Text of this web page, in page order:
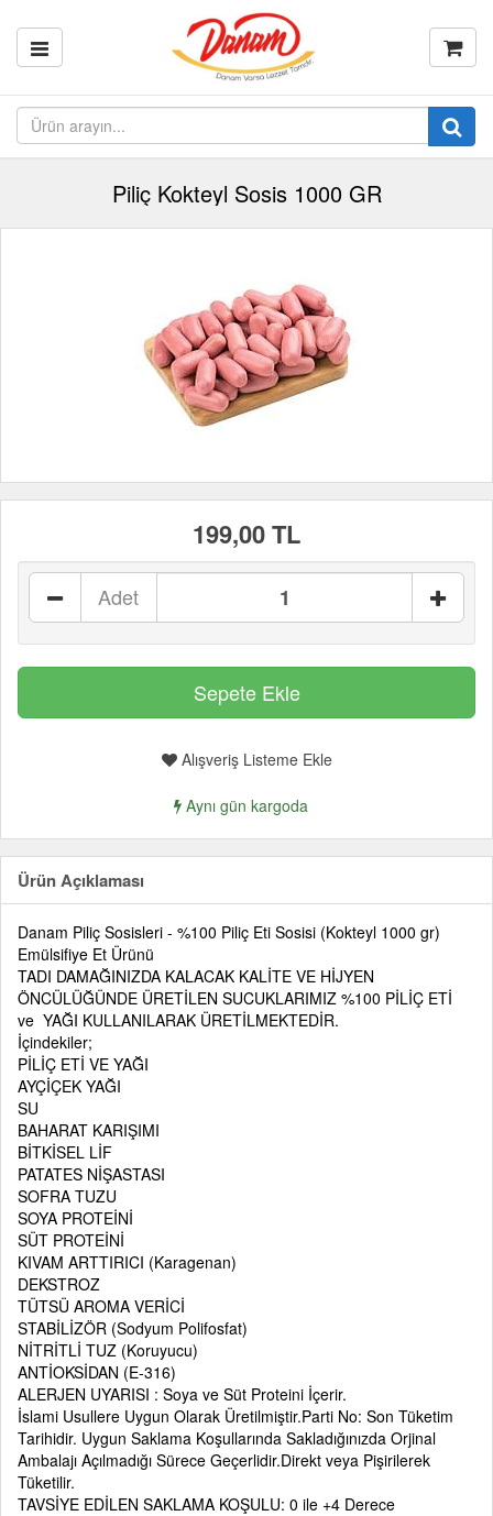
Piliç Kokteyl Sosis 1000 GR
199,00 TL
Adet
Alışveriş Listeme Ekle
Aynı gün kargoda
Ürün Açıklaması
Danam Piliç Sosisleri - %100 Piliç Eti Sosisi (Kokteyl 1000 gr)
Emülsifiye Et Ürünü
TADI DAMAĞINIZDA KALACAK KALİTE VE HİJYEN
ÖNCÜLÜĞÜNDE ÜRETİLEN SUCUKLARIMIZ %100 PİLİÇ ETİ
ve YAĞI KULLANILARAK ÜRETİLMEKTEDİR.
İçindekiler;
PİLİÇ ETİ VE YAĞI
AYÇİÇEK YAĞI
SU
BAHARAT KARIŞIMI
BİTKİSEL LİF
PATATES NİŞASTASI
SOFRA TUZU
SOYA PROTEİNİ
SÜT PROTEİNİ
KIVAM ARTTIRICI (Karagenan)
DEKSTROZ
TÜTSÜ AROMA VERİCİ
STABİLİZÖR (Sodyum Polifosfat)
NİTRİTLİ TUZ (Koruyucu)
ANTİOKSİDAN (E-316)
ALERJEN UYARISI : Soya ve Süt Proteini İçerir.
İslami Usullere Uygun Olarak Üretilmiştir.Parti No: Son Tüketim
Tarihidir. Uygun Saklama Koşullarında Sakladığınızda Orjinal
Ambalajı Açılmadığı Sürece Geçerlidir.Direkt veya Pişirilerek
Tüketilir.
TAVSİYE EDİLEN SAKLAMA KOŞULU: 0 ile +4 Derece